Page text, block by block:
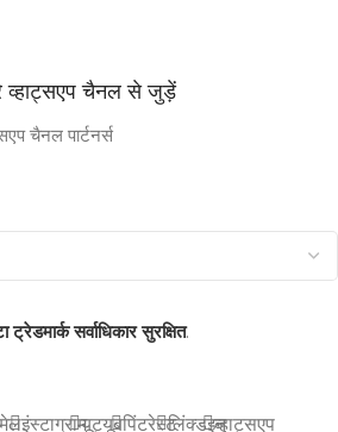
व्हाट्सएप चैनल से जुड़ें
चैनल पार्टनर्स
ट्रेडमार्क सर्वाधिकार सुरक्षित.
इंस्टाग्रामयूट्यूबपिंटरेस्टलिंक्डइनव्हाट्सएप